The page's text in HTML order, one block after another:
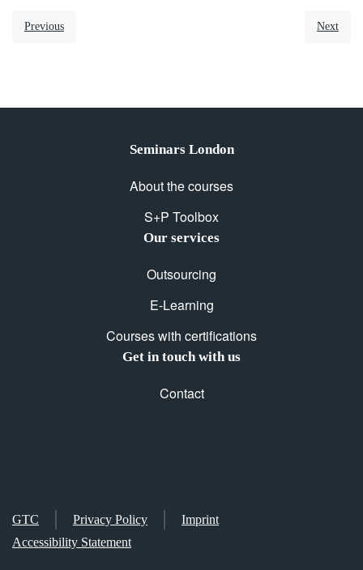
Previous Next
Seminars London
About the courses
S+P Toolbox
Our services
Outsourcing
E-Learning
Courses with certifications
Get in touch with us
Contact
GTC Privacy Policy
Imprint
Accessibility Statement